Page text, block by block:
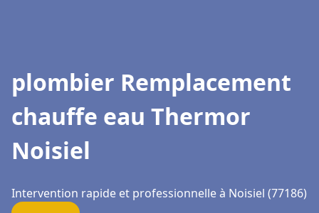
plombier Remplacement
chauffe eau Thermor
Noisiel
Intervention rapide et professionnelle à Noisiel (77186)